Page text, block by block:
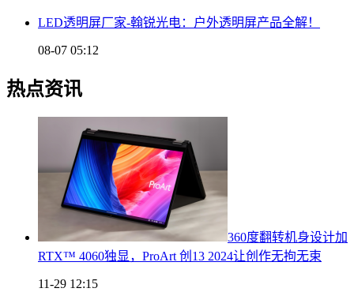
LED透明屏厂家-翰锐光电：户外透明屏产品全解！
08-07 05:12
热点资讯
360度翻转机身设计加
RTX™ 4060独显，ProArt 创13 2024让创作无拘无束
11-29 12:15